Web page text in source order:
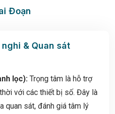
Đoạn
& Quan sát
lọc): Trọng tâm là hỗ trợ
với các thiết bị số. Đây là
quan sát, đánh giá tâm lý